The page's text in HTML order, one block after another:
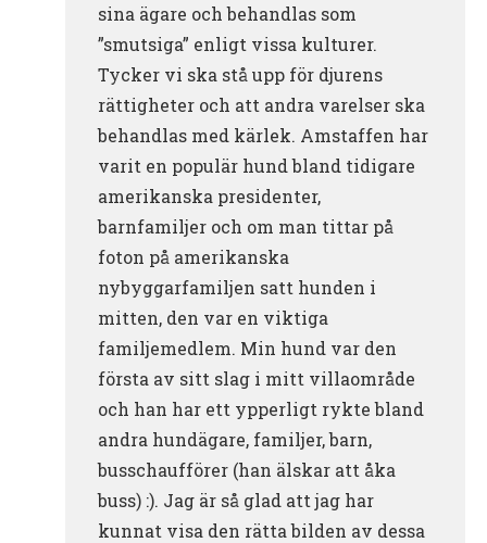
sina ägare och behandlas som
”smutsiga” enligt vissa kulturer.
Tycker vi ska stå upp för djurens
rättigheter och att andra varelser ska
behandlas med kärlek. Amstaffen har
varit en populär hund bland tidigare
amerikanska presidenter,
barnfamiljer och om man tittar på
foton på amerikanska
nybyggarfamiljen satt hunden i
mitten, den var en viktiga
familjemedlem. Min hund var den
första av sitt slag i mitt villaområde
och han har ett ypperligt rykte bland
andra hundägare, familjer, barn,
busschaufförer (han älskar att åka
buss) :). Jag är så glad att jag har
kunnat visa den rätta bilden av dessa